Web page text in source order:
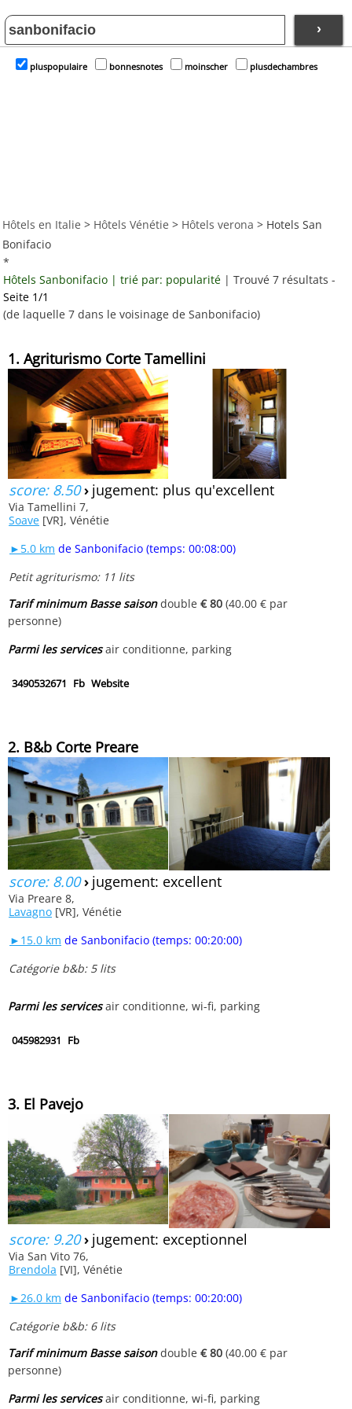
›
pluspopulaire bonnesnotes moinscher plusdechambres
Hôtels en Italie > Hôtels Vénétie > Hôtels verona > Hotels San
Bonifacio
*
Hôtels Sanbonifacio | trié par: popularité | Trouvé 7 résultats -
Seite 1/1
(de laquelle 7 dans le voisinage de Sanbonifacio)
1. Agriturismo Corte Tamellini
score: 8.50› jugement: plus qu'excellent
Via Tamellini 7,
Soave [VR], Vénétie
►5.0 km de Sanbonifacio (temps: 00:08:00)
Petit agriturismo: 11 lits
Tarif minimum Basse saisondouble€ 80 (40.00 € par
personne)
Parmi les servicesair conditionne, parking
3490532671 Fb Website
2. B&b Corte Preare
score: 8.00› jugement: excellent
Via Preare 8,
Lavagno [VR], Vénétie
►15.0 km de Sanbonifacio (temps: 00:20:00)
Catégorie b&b: 5 lits
Parmi les servicesair conditionne, wi-fi, parking
045982931 Fb
3. El Pavejo
score: 9.20› jugement: exceptionnel
Via San Vito 76,
Brendola [VI], Vénétie
►26.0 km de Sanbonifacio (temps: 00:20:00)
Catégorie b&b: 6 lits
Tarif minimum Basse saisondouble€ 80 (40.00 € par
personne)
Parmi les servicesair conditionne, wi-fi, parking